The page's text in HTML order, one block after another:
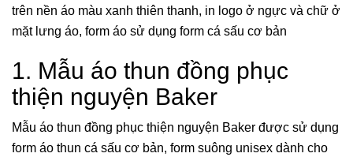
trên nền áo màu xanh thiên thanh, in logo ở ngực và chữ ở
mặt lưng áo, form áo sử dụng form cá sấu cơ bản
1. Mẫu áo thun đồng phục
thiện nguyện Baker
Mẫu áo thun đồng phục thiện nguyện Baker được sử dụng
form áo thun cá sấu cơ bản, form suông unisex dành cho